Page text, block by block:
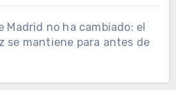
Madrid no ha cambiado: el
se mantiene para antes de